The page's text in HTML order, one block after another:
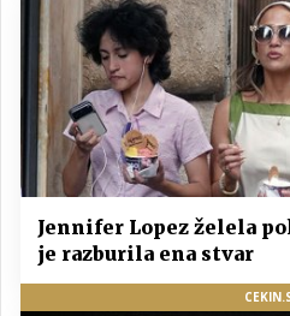
Jennifer Lopez želela
je razburila ena stvar